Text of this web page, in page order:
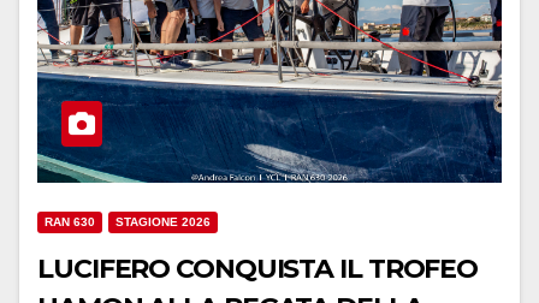
RAN 630 STAGIONE 2026
LUCIFERO CONQUISTA IL TROFEO